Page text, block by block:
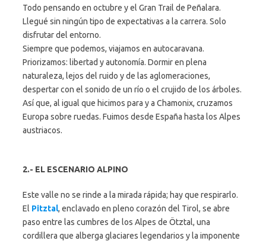
Todo pensando en octubre y el Gran Trail de Peñalara.
Llegué sin ningún tipo de expectativas a la carrera. Solo
disfrutar del entorno.
Siempre que podemos, viajamos en autocaravana.
Priorizamos: libertad y autonomía. Dormir en plena
naturaleza, lejos del ruido y de las aglomeraciones,
despertar con el sonido de un río o el crujido de los árboles.
Así que, al igual que hicimos para y a Chamonix, cruzamos
Europa sobre ruedas. Fuimos desde España hasta los Alpes
austriacos.
2.- EL ESCENARIO ALPINO
Este valle no se rinde a la mirada rápida; hay que respirarlo.
El Pitztal, enclavado en pleno corazón del Tirol, se abre
paso entre las cumbres de los Alpes de Ötztal, una
cordillera que alberga glaciares legendarios y la imponente